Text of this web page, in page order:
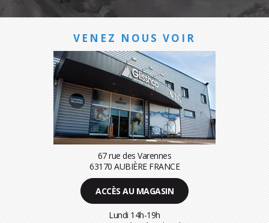
VENEZ NOUS VOIR
67 rue des Varennes
63170 AUBIÈRE FRANCE
ACCÈS AU MAGASIN
Lundi 14h-19h